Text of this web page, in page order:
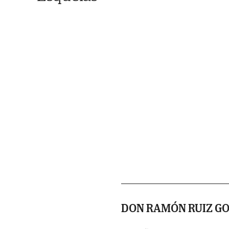
DON RAMÓN RUIZ